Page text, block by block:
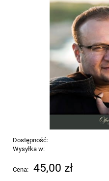
Dostępność:
Wysyłka w:
Cena: 45,00 zł